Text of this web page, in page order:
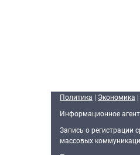
Политика | Экономика |
Информационное
Запись о регистрации
массовых